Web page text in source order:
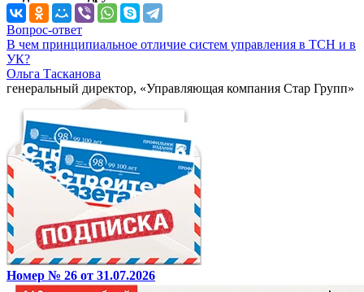
Вопрос-ответ
В чем принципиальное отличие систем управления в ТСН и в
УК?
Ольга Тасканова
генеральный директор, «Управляющая компания Стар Групп»
Номер № 26 от 31.07.2026